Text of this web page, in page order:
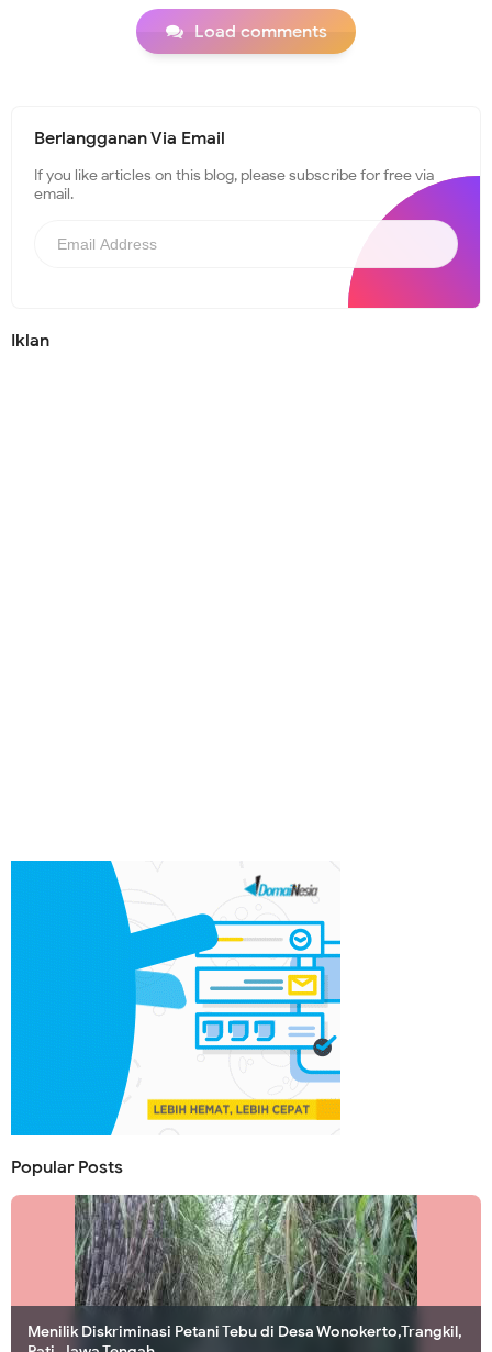
Load comments
Berlangganan Via Email
If you like articles on this blog, please subscribe for free via
email.
Iklan
Popular Posts
Menilik Diskriminasi Petani Tebu di Desa Wonokerto,Trangkil,